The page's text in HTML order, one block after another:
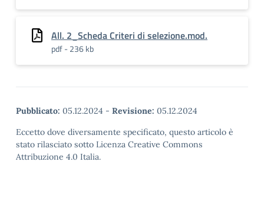
All. 2_Scheda Criteri di selezione.mod.
pdf - 236 kb
Pubblicato: 05.12.2024 - Revisione: 05.12.2024
Eccetto dove diversamente specificato, questo articolo è
stato rilasciato sotto Licenza Creative Commons
Attribuzione 4.0 Italia.